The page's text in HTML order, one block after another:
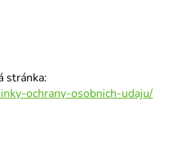
stránka:
ochrany-osobnich-udaju/